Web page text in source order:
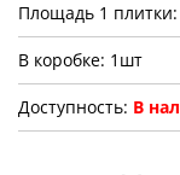
Площадь 1
В коробке: 1шт
Доступность: В